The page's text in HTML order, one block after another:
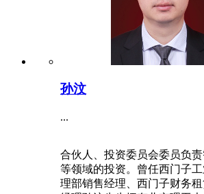
孙汶
...
合伙人、投资委员会委员负
等领域的投资。曾任西门子
理部销售经理、西门子财务